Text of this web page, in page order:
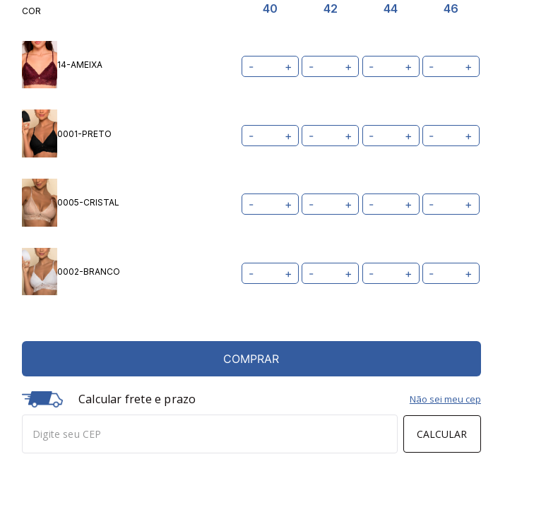
COR 40 42 44 46
14-AMEIXA - + - + - + - +
0001-PRETO - + - + - + - +
0005-CRISTAL - + - + - + - +
0002-BRANCO - + - + - + - +
COMPRAR
Calcular frete e prazo
CALCULAR
Não sei meu cep